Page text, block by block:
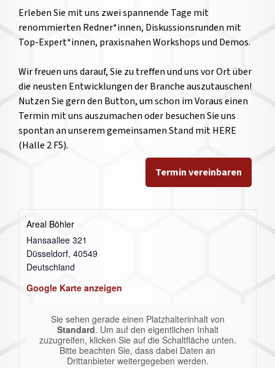
Erleben Sie mit uns zwei spannende Tage mit
renommierten Redner*innen, Diskussionsrunden mit
Top-Expert*innen, praxisnahen Workshops und Demos.
Wir freuen uns darauf, Sie zu treffen und uns vor Ort über
die neusten Entwicklungen der Branche auszutauschen!
Nutzen Sie gern den Button, um schon im Voraus einen
Termin mit uns auszumachen oder besuchen Sie uns
spontan an unserem gemeinsamen Stand mit HERE
(Halle 2 F5).
Termin vereinbaren
Areal Böhler
Hansaallee 321
Düsseldorf, 40549
Deutschland
Google Karte anzeigen
Sie sehen gerade einen Platzhalterinhalt von
Standard. Um auf den eigentlichen Inhalt
zuzugreifen, klicken Sie auf die Schaltfläche unten.
Bitte beachten Sie, dass dabei Daten an
Drittanbieter weitergegeben werden.